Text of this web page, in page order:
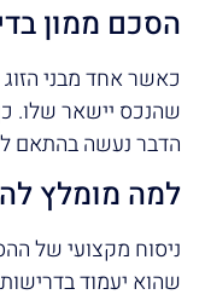
הסכם ממון
כאשר אחד מבני
שהנכס יישאר שלו.
הדבר נעשה בהתאם
למה מומלץ
ניסוח מקצועי של
שהוא יעמוד